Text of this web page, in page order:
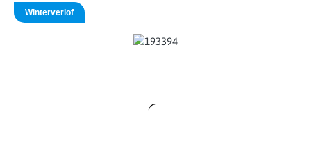
Winterverlof
Afbeeldingengalerij overslaan